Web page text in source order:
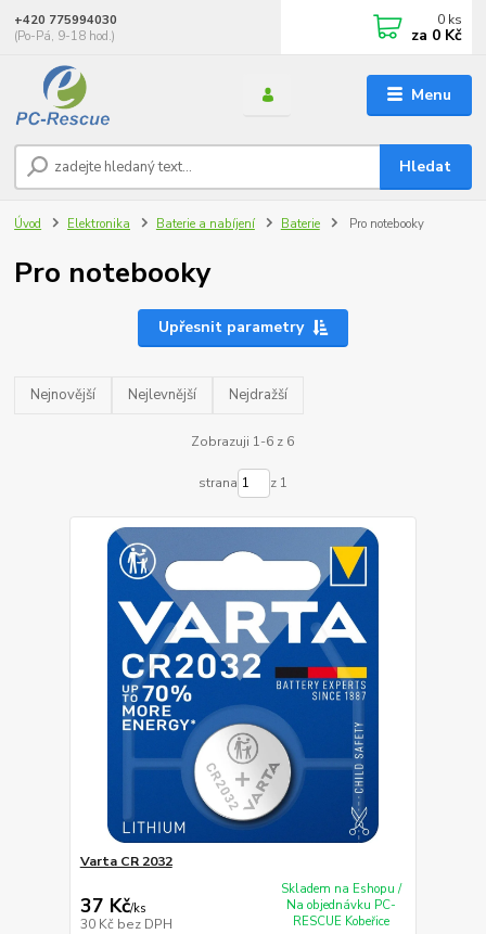
Menu
Hledat
+420 775994030
(Po-Pá, 9-18 hod.)
0 ks
za 0 Kč
Úvod Elektronika Baterie a nabíjení Baterie Pro notebooky
Pro notebooky
Upřesnit parametry
Nejnovější Nejlevnější Nejdražší
Zobrazuji 1-6 z 6
strana z 1
Varta CR 2032
37 Kč/ks
30 Kč bez DPH
Skladem na Eshopu /
Na objednávku PC-
RESCUE Kobeřice